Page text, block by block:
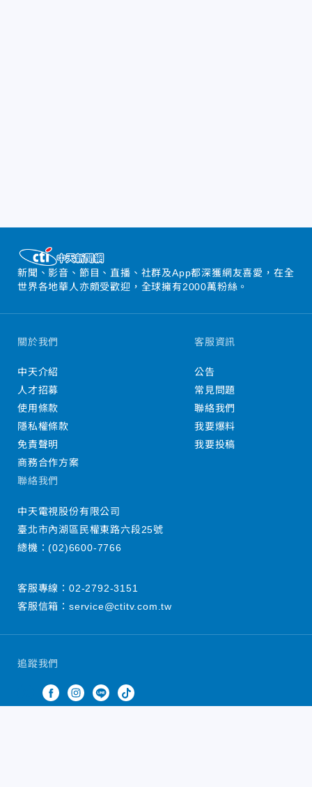
新聞、影音、節目、直播、社群及App都深獲網友喜愛，在全
世界各地華人亦頗受歡迎，全球擁有2000萬粉絲。
追蹤我們
關於我們
中天介紹
人才招募
使用條款
隱私權條款
免責聲明
商務合作方案
客服資訊
公告
常見問題
聯絡我們
我要爆料
我要投稿
聯絡我們
中天電視股份有限公司
臺北市內湖區民權東路六段25號
總機：(02)6600-7766
客服專線： 02-2792-3151
客服信箱： service@ctitv.com.tw